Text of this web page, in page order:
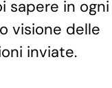
sapere in
visione delle
inviate.